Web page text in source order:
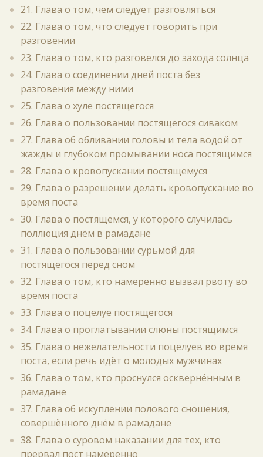
21. Глава о том, чем следует разговляться
22. Глава о том, что следует говорить при
разговении
23. Глава о том, кто разговелся до захода солнца
24. Глава о соединении дней поста без
разговения между ними
25. Глава о хуле постящегося
26. Глава о пользовании постящегося сиваком
27. Глава об обливании головы и тела водой от
жажды и глубоком промывании носа постящимся
28. Глава о кровопускании постящемуся
29. Глава о разрешении делать кровопускание во
время поста
30. Глава о постящемся, у которого случилась
поллюция днём в рамадане
31. Глава о пользовании сурьмой для
постящегося перед сном
32. Глава о том, кто намеренно вызвал рвоту во
время поста
33. Глава о поцелуе постящегося
34. Глава о проглатывании слюны постящимся
35. Глава о нежелательности поцелуев во время
поста, если речь идёт о молодых мужчинах
36. Глава о том, кто проснулся осквернённым в
рамадане
37. Глава об искуплении полового сношения,
совершённого днём в рамадане
38. Глава о суровом наказании для тех, кто
прервал пост намеренно